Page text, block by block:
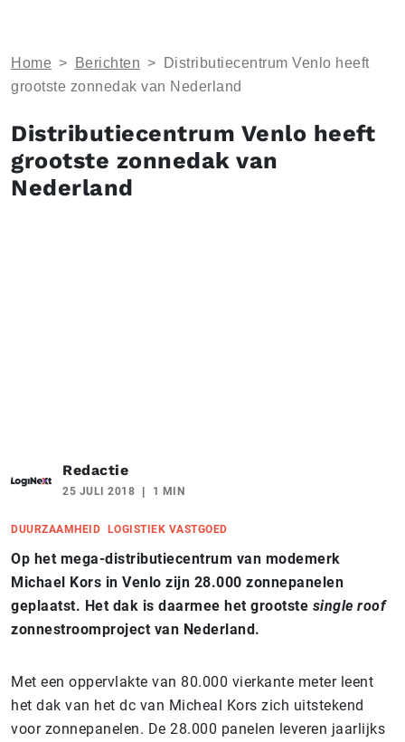
Home > Berichten >
Distributiecentrum Venlo heeft
grootste zonnedak van Nederland
Distributiecentrum Venlo heeft
grootste zonnedak van
Nederland
Redactie
25 JULI 2018 1 MIN
DUURZAAMHEID LOGISTIEK VASTGOED
Op het mega-distributiecentrum van modemerk
Michael Kors in Venlo zijn 28.000 zonnepanelen
geplaatst. Het dak is daarmee het grootste single roof
zonnestroomproject van Nederland.
Met een oppervlakte van 80.000 vierkante meter leent
het dak van het dc van Micheal Kors zich uitstekend
voor zonnepanelen. De 28.000 panelen leveren jaarlijks